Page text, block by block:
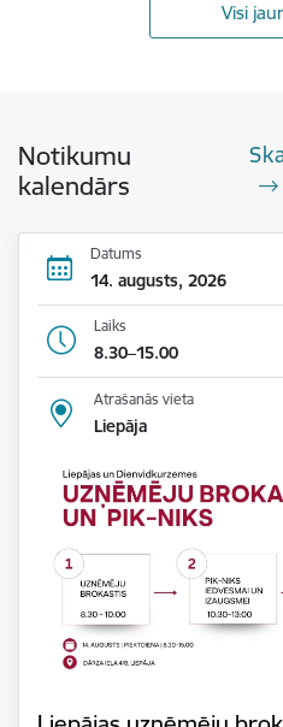
Visi
Notikumu
kalendārs
Datums
14. augusts, 2026
Laiks
8.30–15.00
Atrašanās vieta
Liepāja